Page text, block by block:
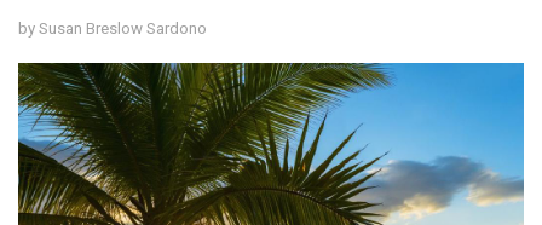
by Susan Breslow Sardono